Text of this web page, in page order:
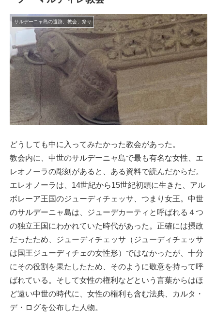
サルデーニャ島の遺跡、教会、祭り
どうしても中に入ってみたかった教会があった。
教会内に、中世のサルデーニャ島で最も有名な女性、エ
レオノーラの彫刻があると、ある資料で読んだからだ。
エレオノーラは、14世紀から15世紀初頭に生きた、アル
ボレーア王国のジューディチェッサ、つまり女王。中世
のサルデーニャ島は、ジューデカーティと呼ばれる４つ
の独立王国にわかれていた時代があった。正確には摂政
だったため、ジューディチェッサ（ジューディチェッサ
は国王ジューディチェの女性形）ではなかったが、十分
にその役割を果たしたため、そのように敬意を持って呼
ばれている。そして女性の権利などという言葉からはほ
ど遠い中世の時代に、女性の権利も含む法典、カルタ・
デ・ログを公布した人物。